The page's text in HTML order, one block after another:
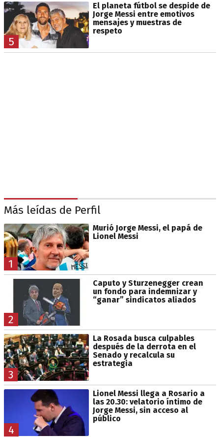
5
El planeta fútbol se despide de
Jorge Messi entre emotivos
mensajes y muestras de
respeto
Más leídas de Perfil
1
Murió Jorge Messi, el papá de
Lionel Messi
2
Caputo y Sturzenegger crean
un fondo para indemnizar y
“ganar” sindicatos aliados
3
La Rosada busca culpables
después de la derrota en el
Senado y recalcula su
estrategia
4
Lionel Messi llega a Rosario a
las 20.30: velatorio íntimo de
Jorge Messi, sin acceso al
público